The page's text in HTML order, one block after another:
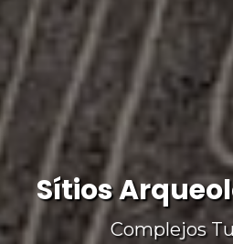
Sítios
Complejos